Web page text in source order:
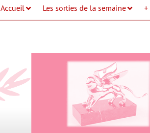
Accueil Les sorties de la semaine +